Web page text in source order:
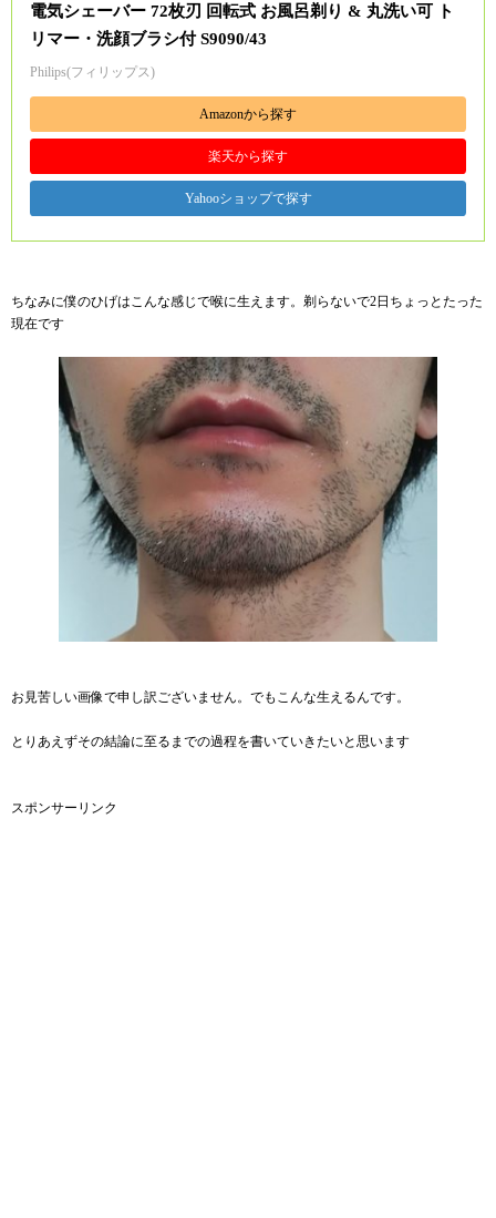
電気シェーバー 72枚刃 回転式 お風呂剃り & 丸洗い可 ト
リマー・洗顔ブラシ付 S9090/43
Philips(フィリップス)
Amazonから探す
楽天から探す
Yahooショップで探す
ちなみに僕のひげはこんな感じで喉に生えます。剃らないで2日ちょっとたった
現在です
お見苦しい画像で申し訳ございません。でもこんな生えるんです。
とりあえずその結論に至るまでの過程を書いていきたいと思います
スポンサーリンク